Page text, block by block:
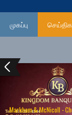
முகப்பு
Markham & McNicoll -